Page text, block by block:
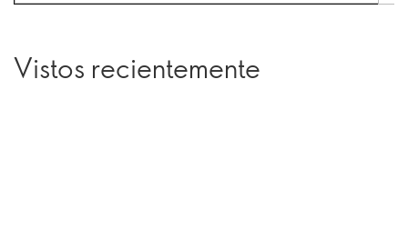
Vistos recientemente